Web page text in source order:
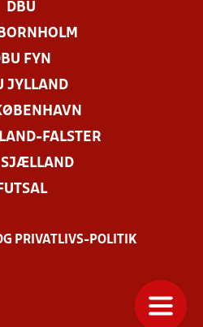
DBU
FYN
JYLLAND
FALSTER
SJÆLLAND
FUTSAL
PRIVATLIVS-POLITIK